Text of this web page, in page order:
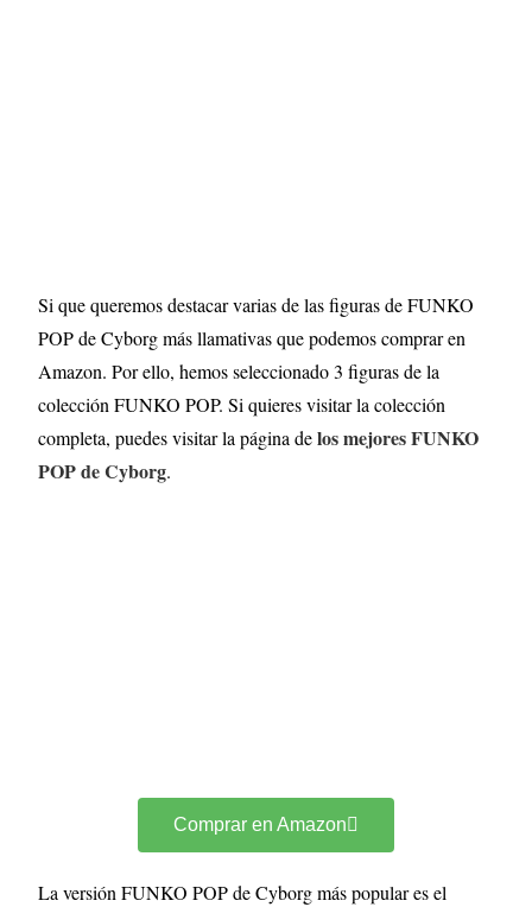
Si que queremos destacar varias de las figuras de FUNKO
POP de Cyborg más llamativas que podemos comprar en
Amazon. Por ello, hemos seleccionado 3 figuras de la
colección FUNKO POP. Si quieres visitar la colección
completa, puedes visitar la página delos mejores FUNKO
POP de Cyborg.
Comprar en Amazon
La versión FUNKO POP de Cyborg más popular es el